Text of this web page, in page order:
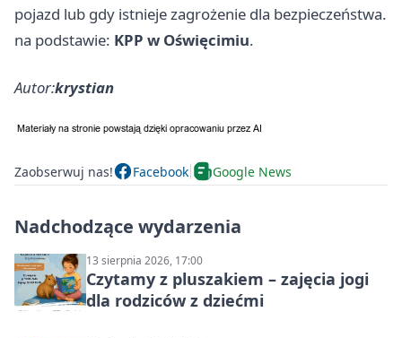
pojazd lub gdy istnieje zagrożenie dla bezpieczeństwa.
na podstawie: KPP w Oświęcimiu.
Autor:krystian
Zaobserwuj nas! Facebook Google News
Nadchodzące wydarzenia
13 sierpnia 2026, 17:00
Czytamy z pluszakiem – zajęcia jogi
dla rodziców z dziećmi